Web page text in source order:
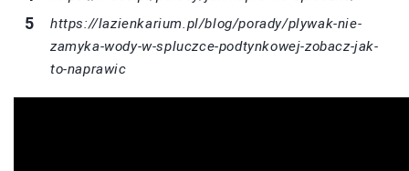
https://lazienkarium.pl/blog/porady/plywak-nie-
zamyka-wody-w-spluczce-podtynkowej-zobacz-jak-
to-naprawic